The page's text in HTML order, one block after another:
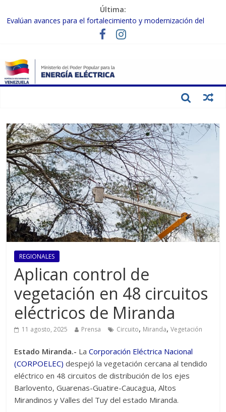
Última:
Evalúan avances para el fortalecimiento y modernización del
Inspeccionan trabajos de rehabilitación en instalaciones del SEN
Gobierno Nacional activa plan preventivo para fortalecer el SEN
ante el fenómeno de El Niño
Termocarabobo recupera el 50% de su capacidad de generación
REGIONALES
Aplican control de
vegetación en 48 circuitos
eléctricos de Miranda
11 agosto, 2025 Prensa Circuito, Miranda,Vegetación
Estado Miranda.- LaCorporación Eléctrica Nacional
(CORPOELEC) despejó la vegetación cercana al tendido
eléctrico en 48 circuitos de distribución de los ejes
Barlovento, Guarenas-Guatire-Caucagua, Altos
Mirandinos y Valles del Tuy del estado Miranda.